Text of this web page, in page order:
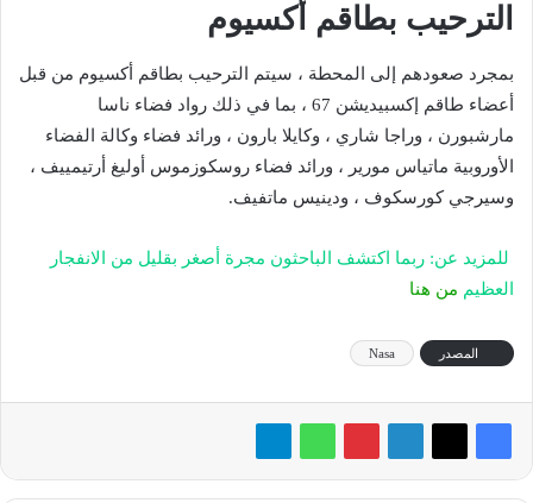
الترحيب بطاقم أكسيوم
بمجرد صعودهم إلى المحطة ، سيتم الترحيب بطاقم أكسيوم من قبل
أعضاء طاقم إكسبيديشن 67 ، بما في ذلك رواد فضاء ناسا
مارشبورن ، وراجا شاري ، وكايلا بارون ، ورائد فضاء وكالة الفضاء
الأوروبية ماتياس مورير ، ورائد فضاء روسكوزموس أوليغ أرتيمييف ،
وسيرجي كورسكوف ، ودينيس ماتفيف.
للمزيد عن: ربما اكتشف الباحثون مجرة أصغر بقليل من الانفجار
العظيم من هنا
المصدر Nasa